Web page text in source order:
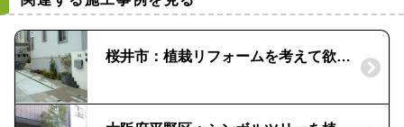
桜井市：植栽リフォームを考えて欲しい！|ピンコロ石で花壇